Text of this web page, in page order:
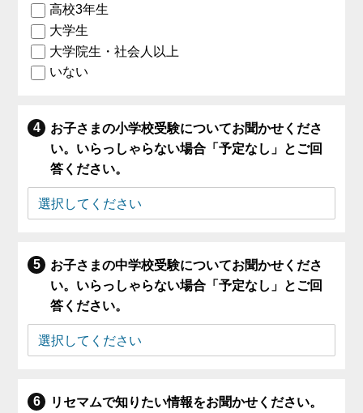
高校3年生
大学生
大学院生・社会人以上
いない
お子さまの小学校受験についてお聞かせくださ
い。いらっしゃらない場合「予定なし」とご回
答ください。
お子さまの中学校受験についてお聞かせくださ
い。いらっしゃらない場合「予定なし」とご回
答ください。
リセマムで知りたい情報をお聞かせください。